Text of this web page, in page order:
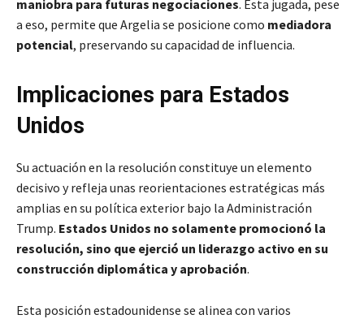
maniobra para futuras negociaciones. Esta jugada, pese
a eso, permite que Argelia se posicione como mediadora
potencial, preservando su capacidad de influencia.
Implicaciones para Estados
Unidos
Su actuación en la resolución constituye un elemento
decisivo y refleja unas reorientaciones estratégicas más
amplias en su política exterior bajo la Administración
Trump. Estados Unidos no solamente promocionó la
resolución, sino que ejerció un liderazgo activo en su
construcción diplomática y aprobación.
Esta posición estadounidense se alinea con varios